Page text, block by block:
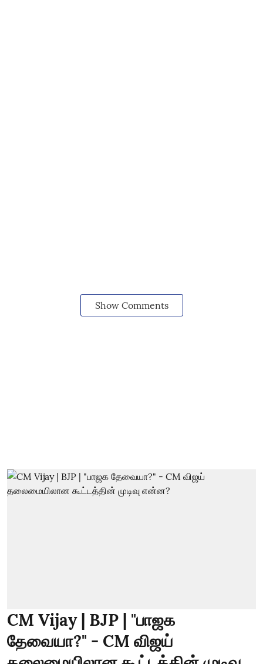
Show Comments
CM Vijay | BJP | "பாஜக
தேவையா?" - CM விஜய்